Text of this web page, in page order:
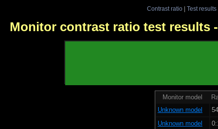
Contrast ratio| Test results
Monitor contrast ratio test results
Monitor model
Unknown model
Unknown model